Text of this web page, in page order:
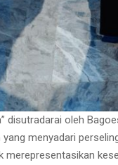
disutradarai oleh
menyadari
merepresentasikan